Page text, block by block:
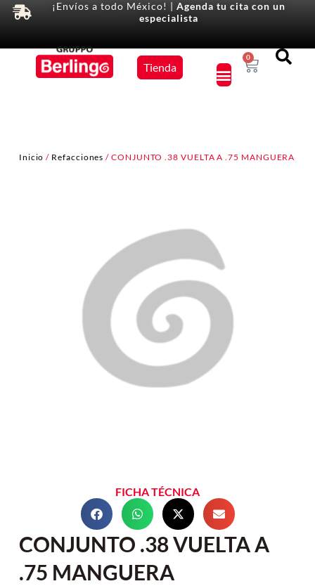
¡Envíos a todo México! | Agenda tu cita con un
especialista
Tienda
0
Inicio / Refacciones / CONJUNTO .38 VUELTA A .75 MANGUERA
FICHA TÉCNICA
CONJUNTO .38 VUELTA A
.75 MANGUERA